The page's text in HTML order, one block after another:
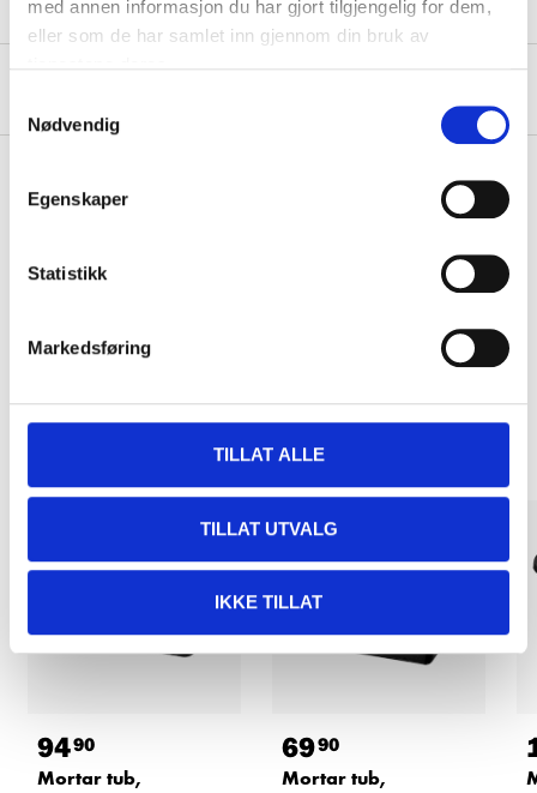
med annen informasjon du har gjort tilgjengelig for dem,
eller som de har samlet inn gjennom din bruk av
Nødvendig
Egenskaper
Statistikk
Markedsføring
TILLAT ALLE
TILLAT UTVALG
IKKE TILLAT
Pay & Collect in your local store within 2 hours!
Other customers also bought
9490
Mortar tub,
6990
Mortar tub,